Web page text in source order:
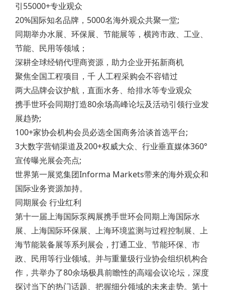
引55000+专业观众
20%国际知名品牌，5000名海外观众共聚一堂;
同期举办水展、环保展、节能展等，横跨市政、工业、
节能、民用等领域；
深耕全球经销代理商资源，助力企业开拓新商机
聚焦全国工程项目，千 人工程采购会不容错过
两大品牌会议护航，直面水务、给排水等专业观众
携手世环会同期打造80余场高峰论坛及活动引领行业发
展趋势;
100+家协会机构会员必选全国商务洽谈首选平台;
3大数字营销渠道及200+权威大众、行业垂直媒体360°
宣传曝光展会亮点;
世界第一展览集团Informa Markets带来的海外观众和
国际业务资源加持。
同期展会 行业红利
第十一届上海国际泵阀展携手世环会同期上海国际水
展、上海国际环保展、上海环境监测与过程控制展、上
海节能装备展等系列展会，打通工业、节能环保、市
政、民用等行业领域。并与重量级行业协会组织机构合
作，共举办了80余场极具前瞻性的高端会议论坛，深度
探讨当下的热门话题、把握细分领域的未来走势。第十